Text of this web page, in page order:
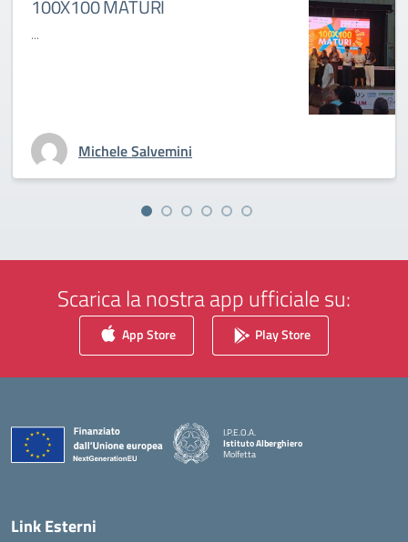
100X100 MATURI
...
Michele Salvemini
Scarica la nostra app ufficiale su:
App Store Play Store
I.P.E.O.A.
Istituto Alberghiero
Molfetta
Link Esterni